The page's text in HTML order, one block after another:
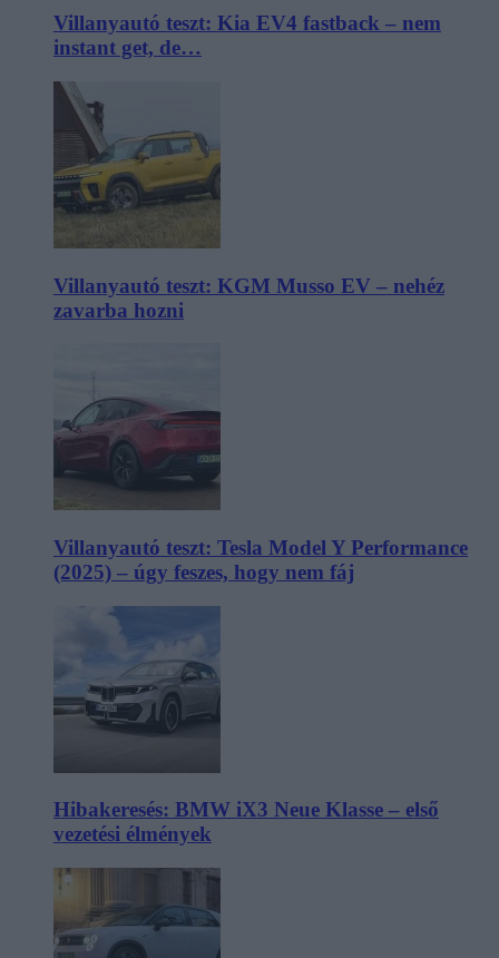
Villanyautó teszt: Kia EV4 fastback – nem
instant get, de…
Villanyautó teszt: KGM Musso EV – nehéz
zavarba hozni
Villanyautó teszt: Tesla Model Y Performance
(2025) – úgy feszes, hogy nem fáj
Hibakeresés: BMW iX3 Neue Klasse – első
vezetési élmények